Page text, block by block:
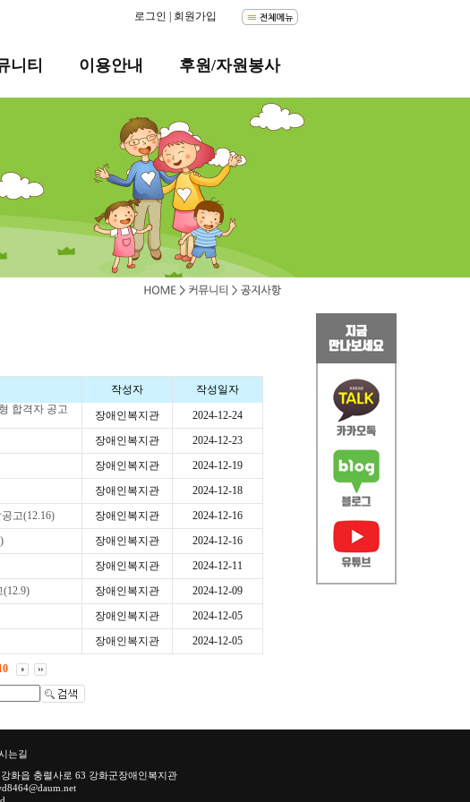
로그인 | 회원가입
니티 이용안내 후원/자원봉사
작성자 작성일자
합격자 공고
장애인복지관
2024-12-24
장애인복지관
2024-12-23
장애인복지관
2024-12-19
장애인복지관
2024-12-18
고(12.16) 장애인복지관
2024-12-16
장애인복지관
2024-12-16
장애인복지관
2024-12-11
장애인복지관
2024-12-09
장애인복지관
2024-12-05
장애인복지관 2024-12-05
는길
화읍 충렬사로 63 강화군장애인복지관